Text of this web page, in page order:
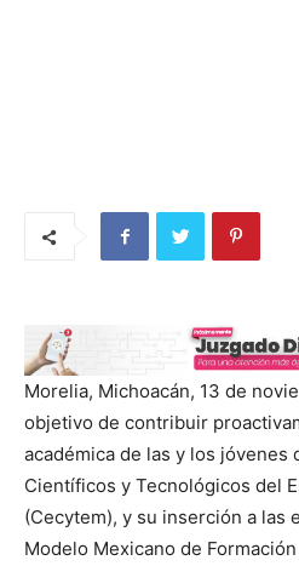
Morelia, Michoacán, 13 de
objetivo de contribuir
académica de las y los jóvenes
Científicos y Tecnológicos del
(Cecytem), y su inserción a las
Modelo Mexicano de